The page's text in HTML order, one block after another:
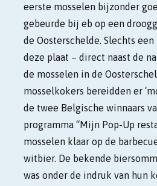
eerste mosselen bijzonder
gebeurde bij eb op een
de Oosterschelde. Slechts
deze plaat – direct naast de
de mosselen in de
mosselkokers bereidden er
de twee Belgische winnaars
programma “Mijn Pop-Up
mosselen klaar op de
witbier. De bekende
was onder de indruk van hun